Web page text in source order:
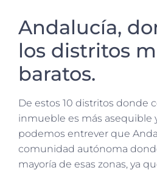
Andalucía,
los distritos
baratos.
De estos 10 distritos donde
inmueble es más asequible
podemos entrever que
comunidad autónoma
mayoría de esas zonas, ya